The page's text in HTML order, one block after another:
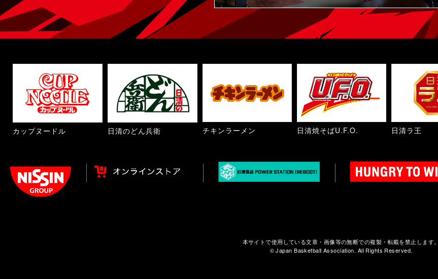
カップヌードル 日清のどん兵衛 チキンラーメン 日清焼そばU.F.O. 日清ラ王
本サイトで使用している文章・画像等の無断での複製・転載を禁止します。
© Japan Basketball Association. All Rights Reserved.